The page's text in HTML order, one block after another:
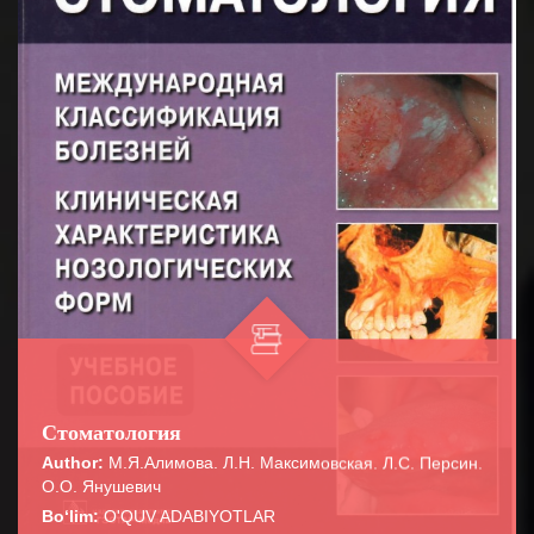
Стоматология
Author: М.Я.Алимова. Л.Н. Максимовская. Л.С. Персин.
О.О. Янушевич
Bo‘lim: O'QUV ADABIYOTLAR